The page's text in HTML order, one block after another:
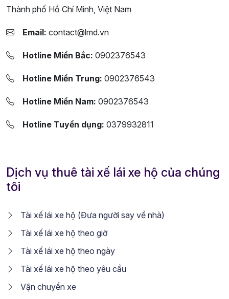
Thành phố Hồ Chí Minh, Việt Nam
Email: contact@lmd.vn
Hotline Miền Bắc: 0902376543
Hotline Miền Trung: 0902376543
Hotline Miền Nam: 0902376543
Hotline Tuyển dụng: 0379932811
Dịch vụ thuê tài xế lái xe hộ của chúng
tôi
Tài xế lái xe hộ (Đưa người say về nhà)
Tài xế lái xe hộ theo giờ
Tài xế lái xe hộ theo ngày
Tài xế lái xe hộ theo yêu cầu
Vận chuyển xe